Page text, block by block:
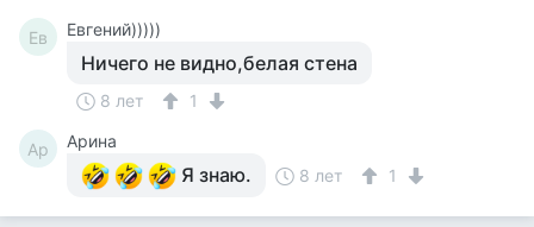
Ев Евгений)))))
Ничего не видно,белая стена
8 лет 1
Ар Арина
Я знаю. 8 лет 1